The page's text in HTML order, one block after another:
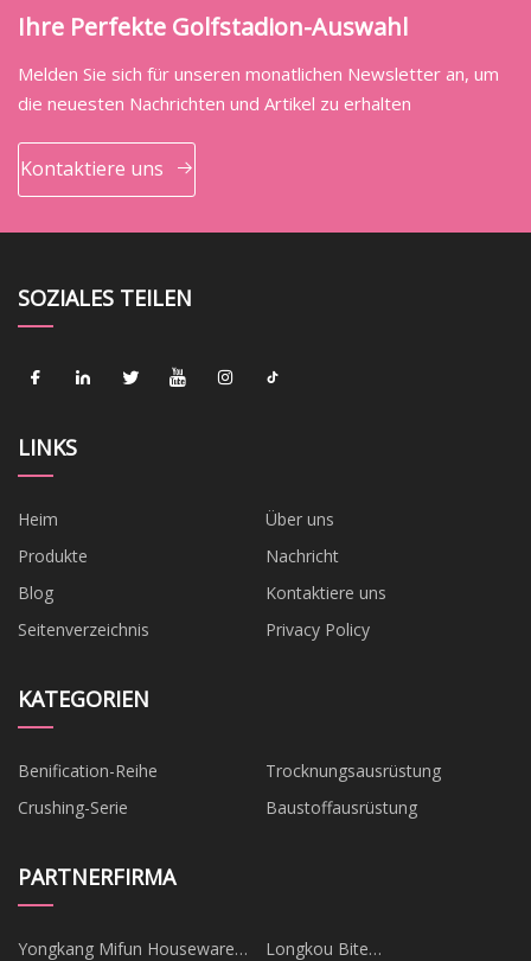
Ihre Perfekte Golfstadion-Auswahl
Melden Sie sich für unseren monatlichen Newsletter an, um
die neuesten Nachrichten und Artikel zu erhalten
Kontaktiere uns
SOZIALES TEILEN
LINKS
Heim
Über uns
Produkte
Nachricht
Blog
Kontaktiere uns
Seitenverzeichnis
Privacy Policy
KATEGORIEN
Benification-Reihe
Trocknungsausrüstung
Crushing-Serie
Baustoffausrüstung
PARTNERFIRMA
Yongkang Mifun Houseware Longkou Bite